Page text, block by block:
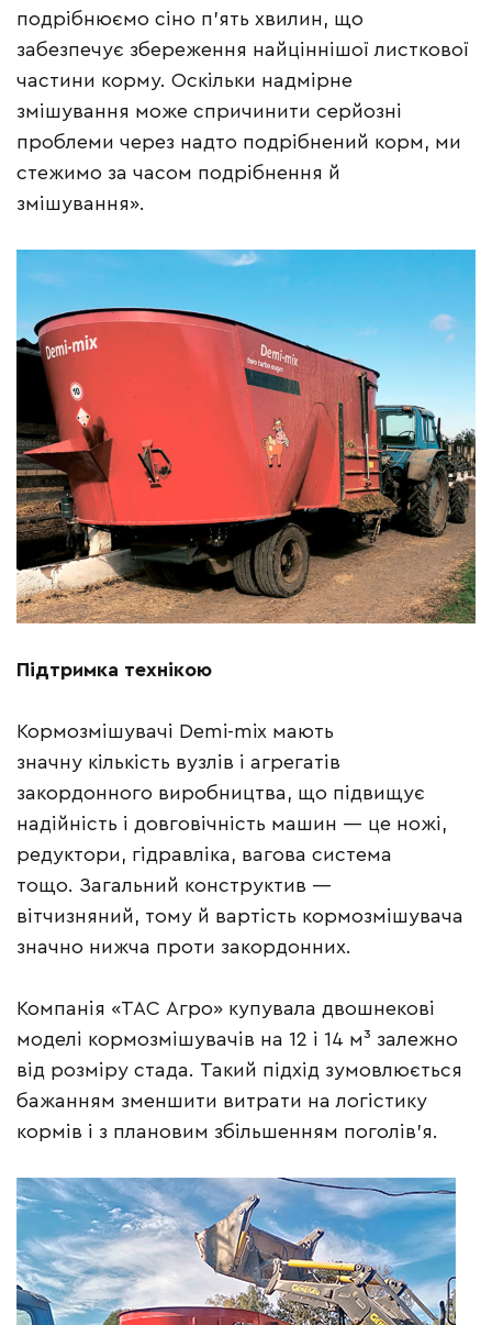
подрібнюємо сіно п’ять хвилин, що
забезпечує збереження найціннішої листкової
частини корму. Оскільки надмірне
змішування може спричинити серйозні
проблеми через надто подрібнений корм, ми
стежимо за часом подрібнення й
змішування».
Підтримка технікою
Кормозмішувачі Demi-mix мають
значну кількість вузлів і агрегатів
закордонного виробництва, що підвищує
надійність і довговічність машин — це ножі,
редуктори, гідравліка, вагова система
тощо. Загальний конструктив —
вітчизняний, тому й вартість кормозмішувача
значно нижча проти закордонних.
Компанія «ТАС Агро» купувала двошнекові
моделі кормозмішувачів на 12 і 14 м³ залежно
від розміру стада. Такий підхід зумовлюється
бажанням зменшити витрати на логістику
кормів і з плановим збільшенням поголів’я.